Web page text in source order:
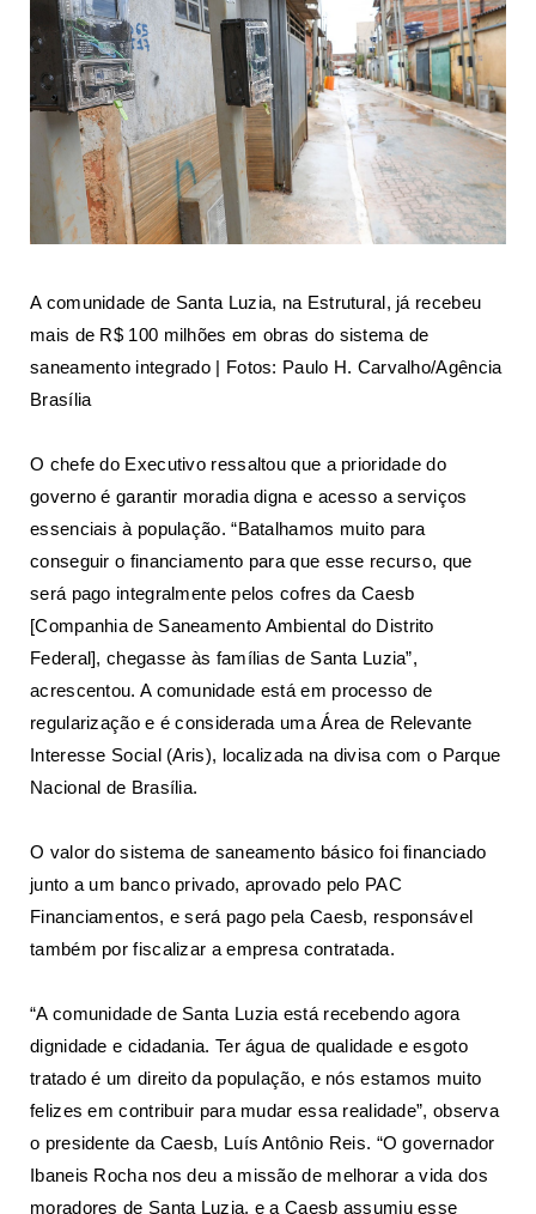
A comunidade de Santa Luzia, na Estrutural, já recebeu
mais de R$ 100 milhões em obras do sistema de
saneamento integrado | Fotos: Paulo H. Carvalho/Agência
Brasília
O chefe do Executivo ressaltou que a prioridade do
governo é garantir moradia digna e acesso a serviços
essenciais à população. “Batalhamos muito para
conseguir o financiamento para que esse recurso, que
será pago integralmente pelos cofres da Caesb
[Companhia de Saneamento Ambiental do Distrito
Federal], chegasse às famílias de Santa Luzia”,
acrescentou. A comunidade está em processo de
regularização e é considerada uma Área de Relevante
Interesse Social (Aris), localizada na divisa com o Parque
Nacional de Brasília.
O valor do sistema de saneamento básico foi financiado
junto a um banco privado, aprovado pelo PAC
Financiamentos, e será pago pela Caesb, responsável
também por fiscalizar a empresa contratada.
“A comunidade de Santa Luzia está recebendo agora
dignidade e cidadania. Ter água de qualidade e esgoto
tratado é um direito da população, e nós estamos muito
felizes em contribuir para mudar essa realidade”, observa
o presidente da Caesb, Luís Antônio Reis. “O governador
Ibaneis Rocha nos deu a missão de melhorar a vida dos
moradores de Santa Luzia, e a Caesb assumiu esse